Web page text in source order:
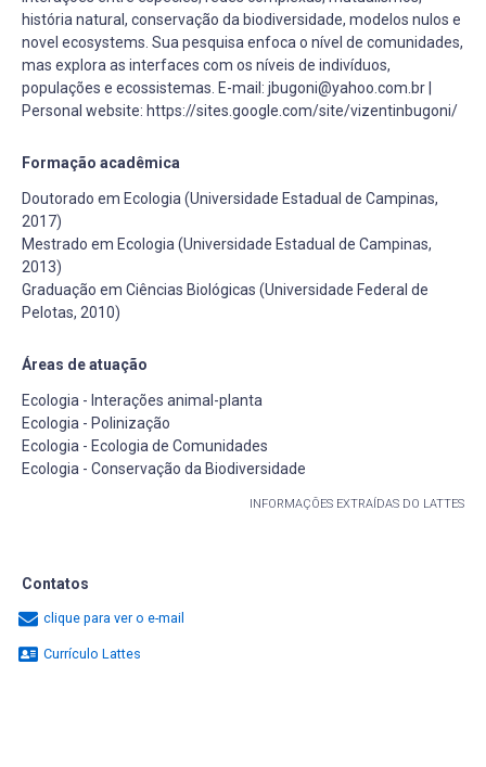
história natural, conservação da biodiversidade, modelos nulos e
novel ecosystems. Sua pesquisa enfoca o nível de comunidades,
mas explora as interfaces com os níveis de indivíduos,
populações e ecossistemas. E-mail: jbugoni@yahoo.com.br |
Personal website: https://sites.google.com/site/vizentinbugoni/
Formação acadêmica
Doutorado em Ecologia (Universidade Estadual de Campinas,
2017)
Mestrado em Ecologia (Universidade Estadual de Campinas,
2013)
Graduação em Ciências Biológicas (Universidade Federal de
Pelotas, 2010)
Áreas de atuação
Ecologia - Interações animal-planta
Ecologia - Polinização
Ecologia - Ecologia de Comunidades
Ecologia - Conservação da Biodiversidade
INFORMAÇÕES EXTRAÍDAS DO LATTES
Contatos
clique para ver o e-mail
Currículo Lattes